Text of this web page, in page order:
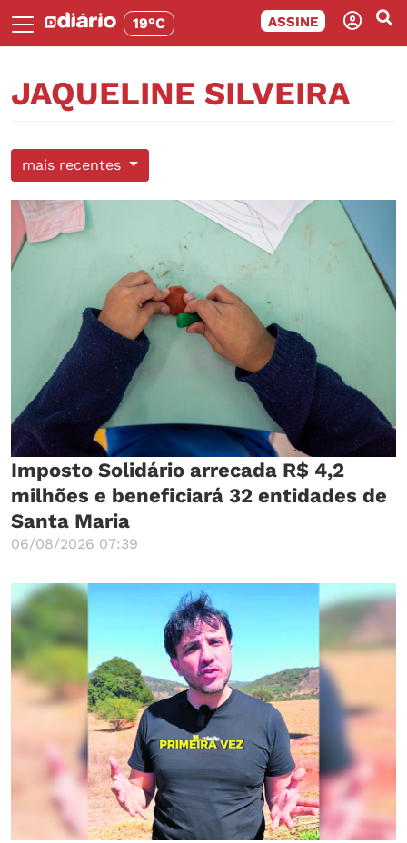
19°C ASSINE
JAQUELINE SILVEIRA
mais recentes
Imposto Solidário arrecada R$ 4,2
milhões e beneficiará 32 entidades de
Santa Maria
06/08/2026 07:39